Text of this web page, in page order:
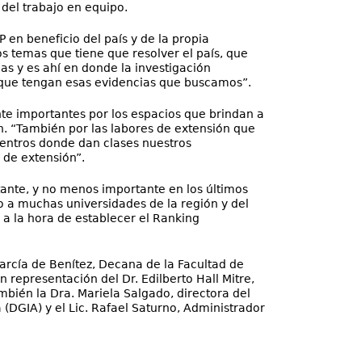
trabajo en equipo.
en beneficio del país y de la propia
temas que tiene que resolver el país, que
y es ahí en donde la investigación
tengan esas evidencias que buscamos”.
importantes por los espacios que brindan a
“También por las labores de extensión que
donde dan clases nuestros
extensión”.
y no menos importante en los últimos
muchas universidades de la región y del
la hora de establecer el Ranking
de Benítez, Decana de la Facultad de
representación del Dr. Edilberto Hall Mitre,
la Dra. Mariela Salgado, directora del
y el Lic. Rafael Saturno, Administrador